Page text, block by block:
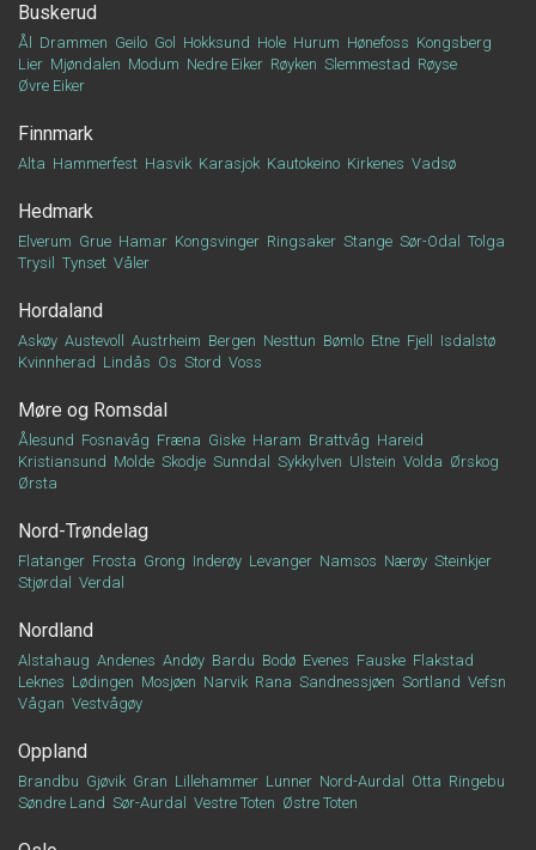
Buskerud
Ål Drammen Geilo Gol Hokksund Hole Hurum Hønefoss Kongsberg
Lier Mjøndalen Modum Nedre Eiker Røyken Slemmestad Røyse
Øvre Eiker
Finnmark
Alta Hammerfest Hasvik Karasjok Kautokeino Kirkenes Vadsø
Hedmark
Elverum Grue Hamar Kongsvinger Ringsaker Stange Sør-Odal
Tolga
Trysil
Tynset Våler
Hordaland
Askøy Austevoll Austrheim Bergen Nesttun Bømlo Etne Fjell
Isdalstø
Kvinnherad Lindås Os Stord Voss
Møre og Romsdal
Ålesund Fosnavåg Fræna Giske Haram Brattvåg Hareid
Kristiansund Molde Skodje Sunndal Sykkylven Ulstein Volda Ørskog
Ørsta
Nord-Trøndelag
Flatanger Frosta Grong Inderøy Levanger Namsos Nærøy Steinkjer
Stjørdal
Verdal
Nordland
Alstahaug Andenes Andøy Bardu Bodø Evenes Fauske Flakstad
Leknes Lødingen Mosjøen Narvik Rana Sandnessjøen Sortland Vefsn
Vågan Vestvågøy
Oppland
Brandbu Gjøvik Gran Lillehammer Lunner Nord-Aurdal Otta Ringebu
Søndre Land Sør-Aurdal Vestre Toten Østre Toten